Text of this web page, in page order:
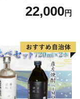
22,000円